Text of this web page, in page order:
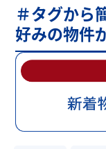
＃タグから
好みの物件